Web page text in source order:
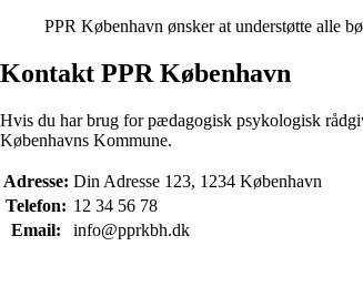
PPR København ønsker at understøtte alle
Kontakt PPR København
Hvis du har brug for pædagogisk psykologisk
Københavns Kommune.
Adresse: Din Adresse 123, 1234 København
Telefon: 12 34 56 78
Email:
info@pprkbh.dk